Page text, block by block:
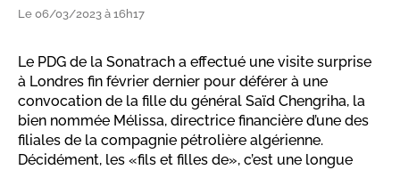
Le 06/03/2023 à 16h17
Le PDG de la Sonatrach a effectué une visite surprise
à Londres fin février dernier pour déférer à une
convocation de la fille du général Saïd Chengriha, la
bien nommée Mélissa, directrice financière d’une des
filiales de la compagnie pétrolière algérienne.
Décidément, les «fils et filles de», c’est une longue